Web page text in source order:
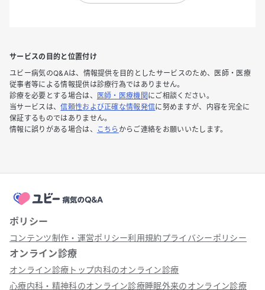
サービスの目的と位置付け
ユビー病気のQ&Aは、情報提供を目的としたサービスのため、医師・医療
従事者等による情報提供は診療行為ではありません。
診療を必要とする場合は、
医師・医療機関 にご相談ください。
当サービスは、信頼性および正確な情報発信に努めますが、内容を完全に
保証するものではありません。
情報に誤りがある場合は、
こちら からご連絡をお願いいたします。
ポリシー
コンテンツ制作・運営ポリシー利用規約プライバシーポリシー
オンライン診療
オンライン診療トップ内科のオンライン診療
心療内科・精神科のオンライン診療睡眠外来のオンライン診療